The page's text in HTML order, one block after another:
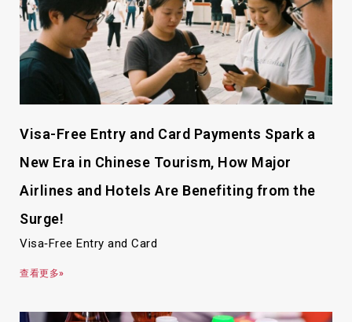
Visa-Free Entry and Card Payments Spark a
New Era in Chinese Tourism, How Major
Airlines and Hotels Are Benefiting from the
Surge!
Visa‑Free Entry and Card
查看更多»